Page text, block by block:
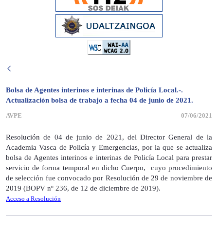
Bolsa de Agentes interinos e interinas de Policía Local.-.
Actualización bolsa de trabajo a fecha 04 de junio de 2021.
AVPE 07/06/2021
Resolución de 04 de junio de 2021, del Director General de la
Academia Vasca de Policía y Emergencias, por la que se actualiza
bolsa de Agentes interinos e interinas de Policía Local para prestar
servicio de forma temporal en dicho Cuerpo, cuyo procedimiento
de selección fue convocado por Resolución de 29 de noviembre de
2019 (BOPV nº 236, de 12 de diciembre de 2019).
Acceso a Resolución